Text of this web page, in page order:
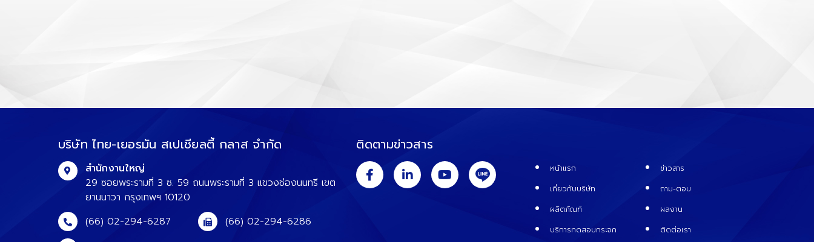
บริษัท ไทย-เยอรมัน สเปเชียลตี้ กลาส จำกัด
สำนักงานใหญ่
29 ซอยพระรามที่ 3 ซ. 59 ถนนพระรามที่ 3 แขวงช่องนนทรี เขต
ยานนาวา กรุงเทพฯ 10120
(66) 02-294-6287
(66) 02-294-6286
ติดตามข่าวสาร
หน้าแรก
ข่าวสาร
เกี่ยวกับบริษัท
ถาม-ตอบ
ผลิตภัณฑ์
ผลงาน
บริการทดสอบกระจก
ติดต่อเรา